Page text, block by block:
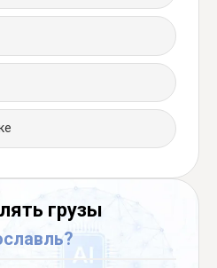
грузы